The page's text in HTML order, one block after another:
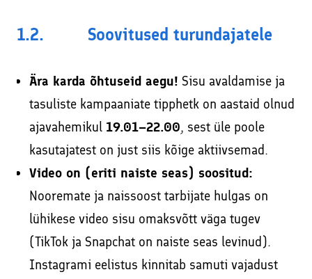
1.2. Soovitused turundajatele
Ära karda õhtuseid aegu! Sisu avaldamise ja
tasuliste kampaaniate tipphetk on aastaid olnud
ajavahemikul 19.01–22.00, sest üle poole
kasutajatest on just siis kõige aktiivsemad.
Video on (eriti naiste seas) soositud:
Nooremate ja naissoost tarbijate hulgas on
lühikese video sisu omaksvõtt väga tugev
(TikTok ja Snapchat on naiste seas levinud).
Instagrami eelistus kinnitab samuti vajadust